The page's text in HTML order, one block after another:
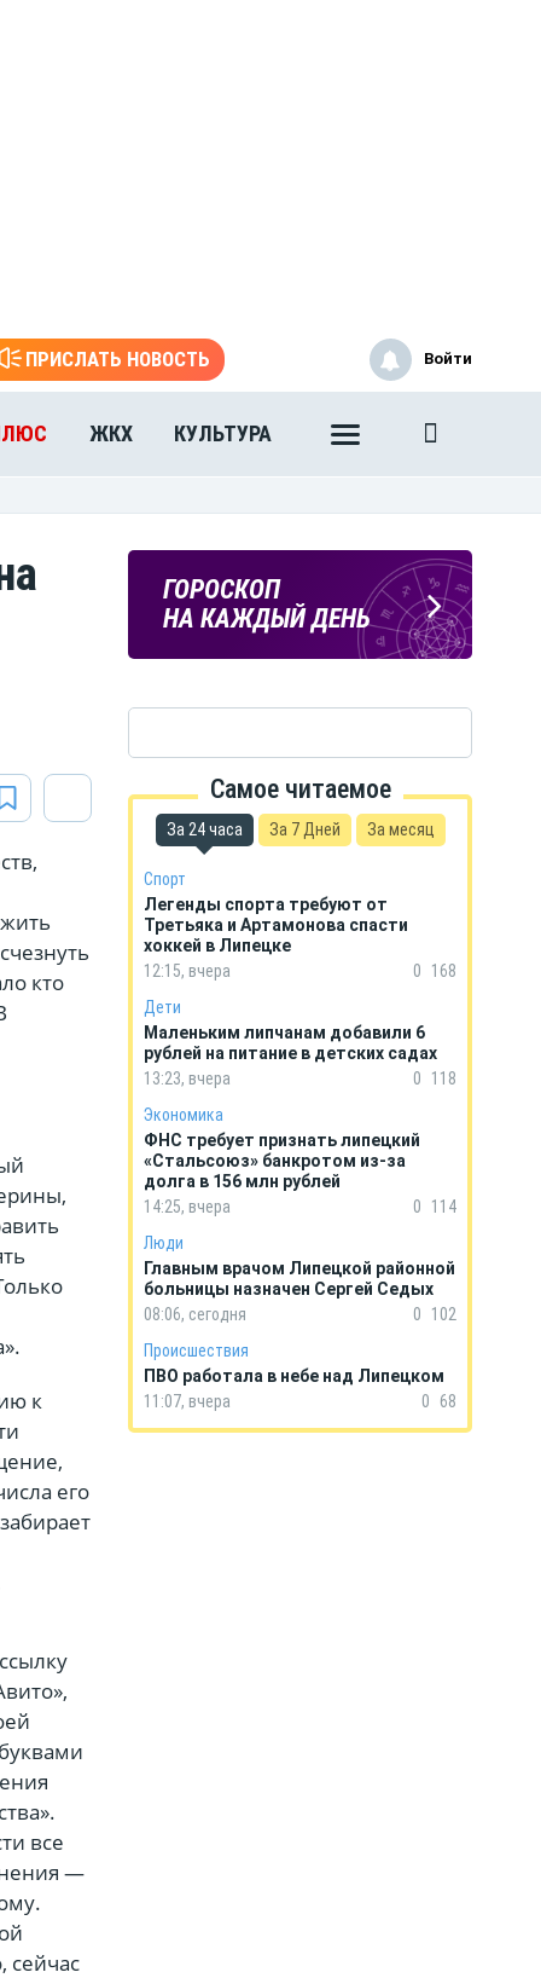
ПРИСЛАТЬ НОВОСТЬ
ЖКХ КУЛЬТУРА
Войти
кто
к
его
все
—
сейчас
ГОРОСКОП
НА КАЖДЫЙ ДЕНЬ
ПОГОДА
В ЛИПЕЦКЕ
ЛИПЕЦКИЕ
РЕАЛИИ
Новости Липецка и области
Самое читаемое
За 24 часа За 7 Дней За месяц
Спорт
Легенды спорта требуют от
Третьяка и Артамонова спасти
хоккей в Липецке
12:15, вчера
0
168
Дети
Маленьким липчанам добавили 6
рублей на питание в детских садах
13:23, вчера
0
118
Экономика
ФНС требует признать липецкий
«Стальсоюз» банкротом из-за
долга в 156 млн рублей
14:25, вчера
0
114
Люди
Главным врачом Липецкой районной
больницы назначен Сергей Седых
08:06, сегодня
0
102
Происшествия
ПВО работала в небе над Липецком
11:07, вчера
0 68